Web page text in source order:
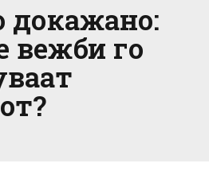
докажано:
вежби го